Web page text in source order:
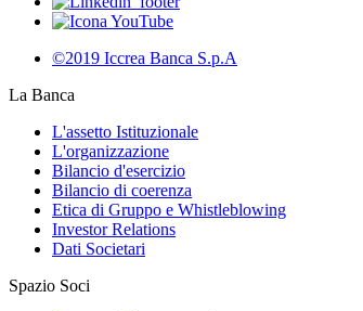
©2019 Iccrea Banca S.p.A
La Banca
L'assetto Istituzionale
L'organizzazione
Bilancio d'esercizio
Bilancio di coerenza
Etica di Gruppo e Whistleblowing
Investor Relations
Dati Societari
Spazio Soci